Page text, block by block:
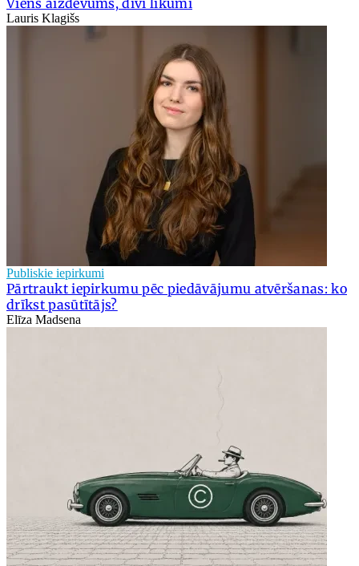
Lauris Klagišs
Publiskie iepirkumi
Pārtraukt iepirkumu pēc piedāvājumu atvēršanas: ko
drīkst pasūtītājs?
Elīza Madsena